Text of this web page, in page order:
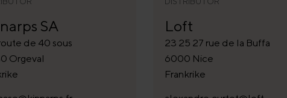
SA
de 40 sous
Orgeval
Loft
23 25 27 rue de la Buffa
6000 Nice
Frankrike